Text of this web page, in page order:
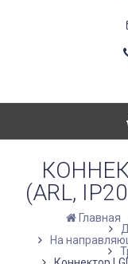
(ARL,
Главная
На